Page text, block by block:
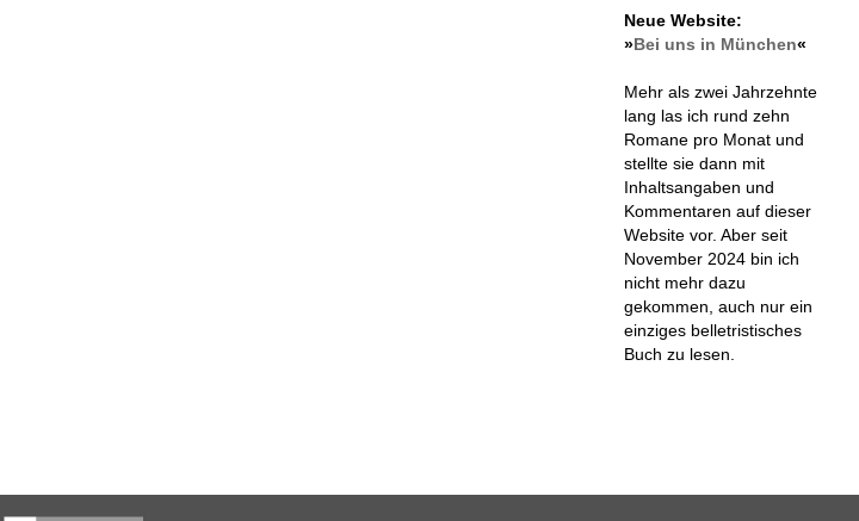
Neue Website:
»Bei uns in München«
Mehr als zwei Jahrzehnte
lang las ich rund zehn
Romane pro Monat und
stellte sie dann mit
Inhaltsangaben und
Kommentaren auf dieser
Website vor. Aber seit
November 2024 bin ich
nicht mehr dazu
gekommen, auch nur ein
einziges belletristisches
Buch zu lesen.